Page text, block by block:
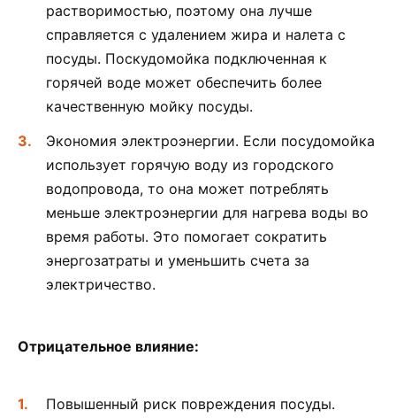
растворимостью, поэтому она лучше
справляется с удалением жира и налета с
посуды. Поскудомойка подключенная к
горячей воде может обеспечить более
качественную мойку посуды.
Экономия электроэнергии. Если посудомойка
использует горячую воду из городского
водопровода, то она может потреблять
меньше электроэнергии для нагрева воды во
время работы. Это помогает сократить
энергозатраты и уменьшить счета за
электричество.
Отрицательное влияние:
Повышенный риск повреждения посуды.